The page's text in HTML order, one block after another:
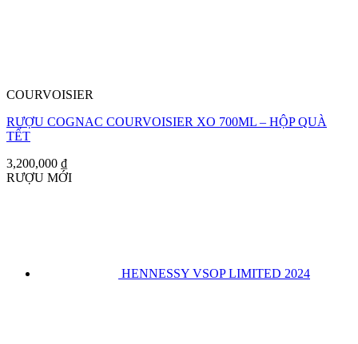
COURVOISIER
RƯỢU COGNAC COURVOISIER XO 700ML – HỘP QUÀ
TẾT
3,200,000 ₫
RƯỢU MỚI
HENNESSY VSOP LIMITED 2024